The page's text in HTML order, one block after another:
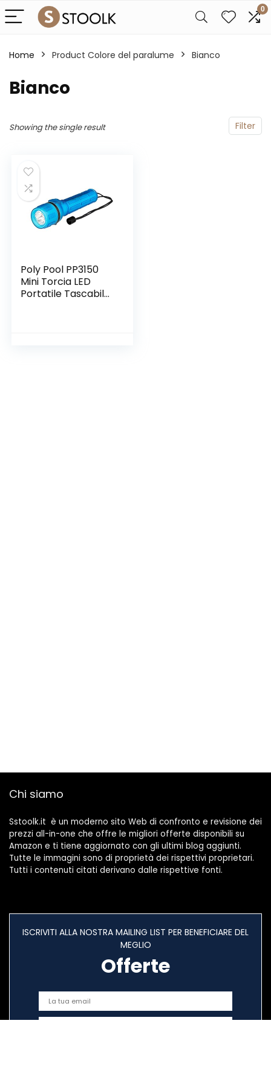
0
Home Product Colore del paralume ‎Bianco
‎Bianco
Filter
Showing the single result
Poly Pool PP3150
Mini Torcia LED
Portatile Tascabile
Chi siamo
Sstoolk.it è un moderno sito Web di confronto e revisione dei
prezzi all-in-one che offre le migliori offerte disponibili su
Amazon e ti tiene aggiornato con gli ultimi blog aggiunti.
Tutte le immagini sono di proprietà dei rispettivi proprietari.
Tutti i contenuti citati derivano dalle rispettive fonti.
ISCRIVITI ALLA NOSTRA MAILING LIST PER BENEFICIARE DEL
MEGLIO
Offerte